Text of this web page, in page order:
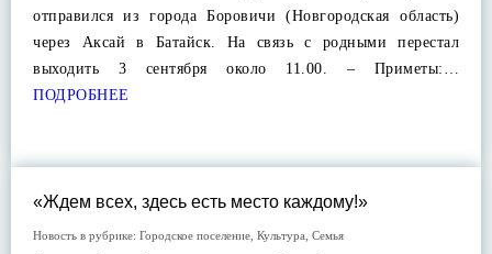
отправился из города Боровичи (Новгородская область)
через Аксай в Батайск. На связь с родными перестал
выходить 3 сентября около 11.00. – Приметы:…
ПОДРОБНЕЕ
«Ждем всех, здесь есть место каждому!»
Новость в рубрике: Городское поселение Культура Семья